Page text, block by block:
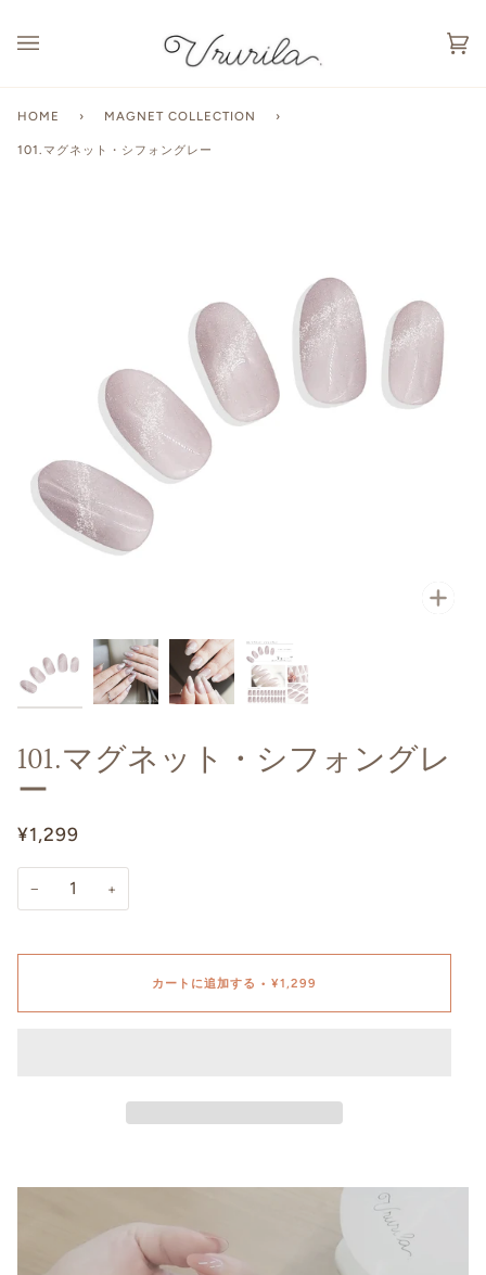
HOME › MAGNET COLLECTION ›
101.マグネット・シフォングレー
101.マグネット・シフォングレ
ー
¥1,299
− +
カートに追加する • ¥1,299